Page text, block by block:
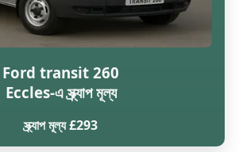
Ford transit 260
Eccles-এ স্ক্র্যাপ মূল্য
স্ক্র্যাপ মূল্য £293